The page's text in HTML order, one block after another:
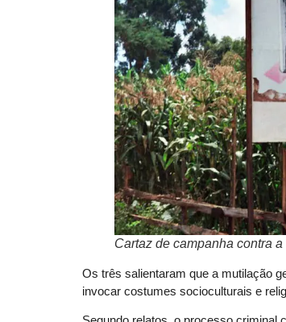
Cartaz de campanha contra
Os três salientaram que a mutilação
invocar costumes socioculturais e